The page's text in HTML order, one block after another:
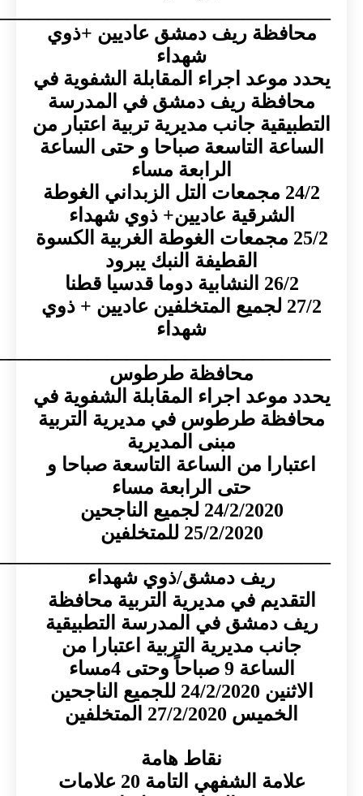
ريف دمشق عاديين +ذوي
موعد اجراء المقابلة الشفوية في
ريف دمشق في المدرسة
جانب مديرية تربية اعتبار من
التاسعة صباحا و حتى الساعة
الرابعة مساء
24/2 مجمعات التل الزبداني الغوطة
الشرقية عاديين+ ذوي شهداء
25/2 مجمعات الغوطة الغربية الكسوة
القطيفة النبك يبرود
27/2 لجميع المتخلفين عاديين + ذوي
محافظة طرطوس
موعد اجراء المقابلة الشفوية في
طرطوس في مديرية التربية
مبنى المديرية
من الساعة التاسعة صباحا و
حتى الرابعة مساء
24/2/2020 لجميع الناجحين
25/2/2020 للمتخلفين
ريف دمشق/ذوي شهداء
في مديرية التربية محافظة
دمشق في المدرسة التطبيقية
مديرية التربية اعتبارا من
نقاط هامة
الشفهي التامة 20 علامات